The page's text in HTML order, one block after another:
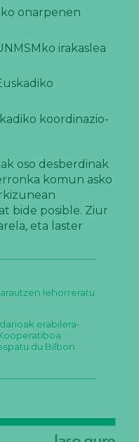
onarpenen
irakaslea
koordinazio-
oso desberdinak
komun asko
bide posible. Ziur
eta laster
lehorreratu
erabilera-
du Bilbon